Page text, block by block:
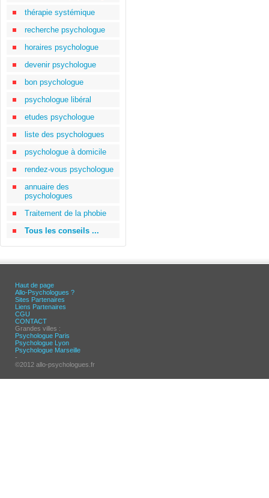
thérapie systémique
recherche psychologue
horaires psychologue
devenir psychologue
bon psychologue
psychologue libéral
etudes psychologue
liste des psychologues
psychologue à domicile
rendez-vous psychologue
annuaire des
psychologues
Traitement de la phobie
Tous les conseils ...
Haut de page
Allo-Psychologues ?
Sites Partenaires
Liens Partenaires
CGU
CONTACT
Grandes villes :
Psychologue Paris
Psychologue Lyon
Psychologue Marseille
-
©2012 allo-psychologues.fr